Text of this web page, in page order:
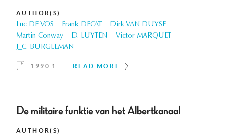
AUTHOR(S)
Luc DE VOS Frank DECAT
Dirk VAN DUYSE
Martin Conway
D. LUYTEN
Victor MARQUET
J_C. BURGELMAN
1990 1 READ MORE
De militaire funktie van het Albertkanaal
AUTHOR(S)